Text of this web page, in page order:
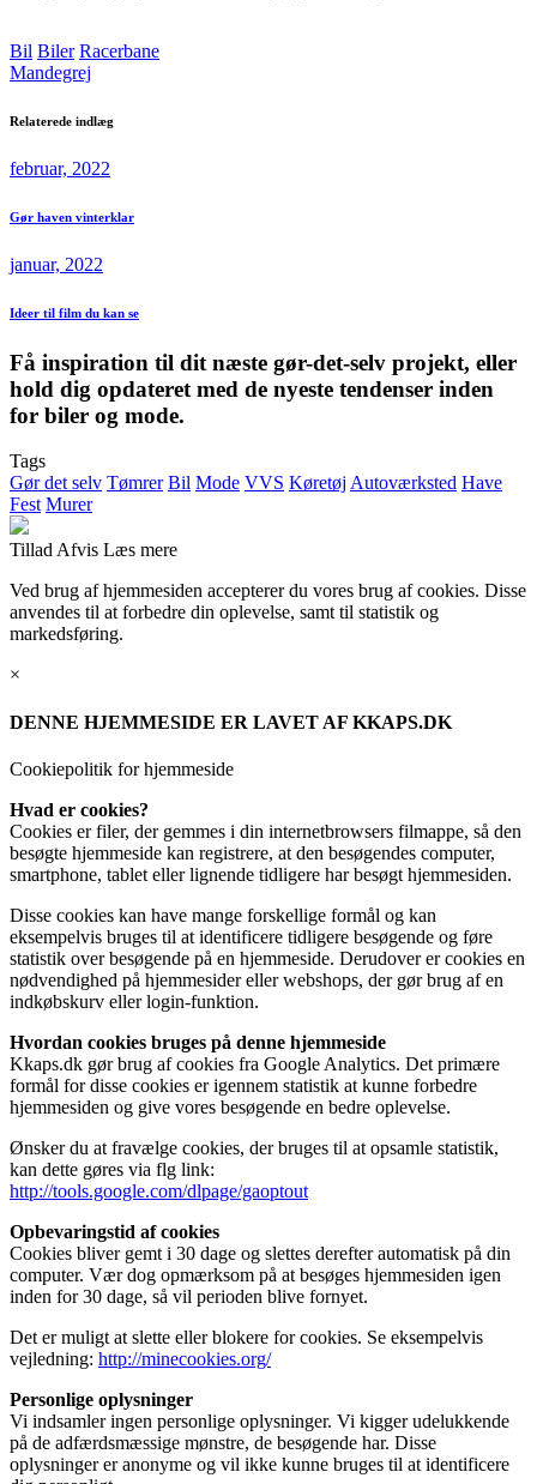
Bil Biler Racerbane
Mandegrej
Relaterede indlæg
februar, 2022
Gør haven vinterklar
januar, 2022
Ideer til film du kan se
Få inspiration til dit næste gør-det-selv projekt, eller
hold dig opdateret med de nyeste tendenser inden
for biler og mode.
Tags
Gør det selv Tømrer Bil Mode VVS Køretøj Autoværksted Have
Fest Murer
Tillad Afvis Læs mere
Ved brug af hjemmesiden accepterer du vores brug af cookies. Disse
anvendes til at forbedre din oplevelse, samt til statistik og
markedsføring.
×
DENNE HJEMMESIDE ER LAVET AF KKAPS.DK
Cookiepolitik for hjemmeside
Hvad er cookies?
Cookies er filer, der gemmes i din internetbrowsers filmappe, så den
besøgte hjemmeside kan registrere, at den besøgendes computer,
smartphone, tablet eller lignende tidligere har besøgt hjemmesiden.
Disse cookies kan have mange forskellige formål og kan
eksempelvis bruges til at identificere tidligere besøgende og føre
statistik over besøgende på en hjemmeside. Derudover er cookies en
nødvendighed på hjemmesider eller webshops, der gør brug af en
indkøbskurv eller login-funktion.
Hvordan cookies bruges på denne hjemmeside
Kkaps.dk gør brug af cookies fra Google Analytics. Det primære
formål for disse cookies er igennem statistik at kunne forbedre
hjemmesiden og give vores besøgende en bedre oplevelse.
Ønsker du at fravælge cookies, der bruges til at opsamle statistik,
kan dette gøres via flg link:
http://tools.google.com/dlpage/gaoptout
Opbevaringstid af cookies
Cookies bliver gemt i 30 dage og slettes derefter automatisk på din
computer. Vær dog opmærksom på at besøges hjemmesiden igen
inden for 30 dage, så vil perioden blive fornyet.
Det er muligt at slette eller blokere for cookies. Se eksempelvis
vejledning: http://minecookies.org/
Personlige oplysninger
Vi indsamler ingen personlige oplysninger. Vi kigger udelukkende
på de adfærdsmæssige mønstre, de besøgende har. Disse
oplysninger er anonyme og vil ikke kunne bruges til at identificere